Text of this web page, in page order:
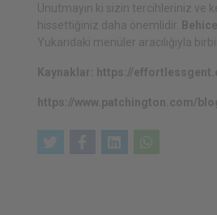
Unutmayın ki sizin tercihleriniz ve
hissettiğiniz daha önemlidir.
Yukarıdaki menüler aracılığıyla
Kaynaklar: https://
https://www.patchington.com/